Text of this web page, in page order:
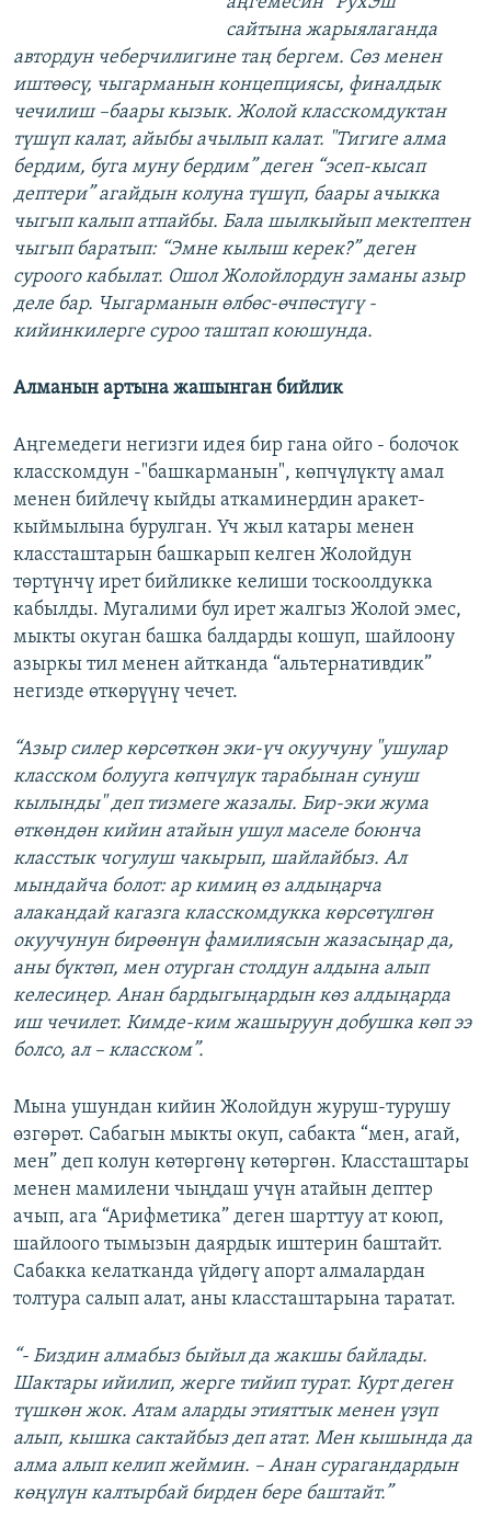
сайтына жарыялаганда
автордун чеберчилигине таң бергем. Сөз менен
иштөөсү, чыгарманын концепциясы, финалдык
чечилиш –баары кызык. Жолой класскомдуктан
түшүп калат, айыбы ачылып калат. "Тигиге алма
бердим, буга муну бердим” деген “эсеп-кысап
дептери” агайдын колуна түшүп, баары ачыкка
чыгып калып атпайбы. Бала шылкыйып мектептен
чыгып баратып: “Эмне кылыш керек?” деген
суроого кабылат. Ошол Жолойлордун заманы азыр
деле бар. Чыгарманын өлбөс-өчпөстүгү -
кийинкилерге суроо таштап коюшунда.
Алманын артына жашынган бийлик
Аңгемедеги негизги идея бир гана ойго - болочок
класскомдун -"башкарманын", көпчүлүктү амал
менен бийлечү кыйды аткаминердин аракет-
кыймылына бурулган. Үч жыл катары менен
классташтарын башкарып келген Жолойдун
төртүнчү ирет бийликке келиши тоскоолдукка
кабылды. Мугалими бул ирет жалгыз Жолой эмес,
мыкты окуган башка балдарды кошуп, шайлоону
азыркы тил менен айтканда “альтернативдик”
негизде өткөрүүнү чечет.
“Азыр силер көрсөткөн эки-үч окуучуну "ушулар
класском болууга көпчүлүк тарабынан сунуш
кылынды" деп тизмеге жазалы. Бир-эки жума
өткөндөн кийин атайын ушул маселе боюнча
класстык чогулуш чакырып, шайлайбыз. Ал
мындайча болот: ар кимиң өз алдыңарча
алакандай кагазга класскомдукка көрсөтүлгөн
окуучунун бирөөнүн фамилиясын жазасыңар да,
аны бүктөп, мен отурган столдун алдына алып
келесиңер. Анан бардыгыңардын көз алдыңарда
иш чечилет. Кимде-ким жашыруун добушка көп ээ
болсо, ал – класском”.
Мына ушундан кийин Жолойдун журуш-турушу
өзгөрөт. Сабагын мыкты окуп, сабакта “мен, агай,
мен” деп колун көтөргөнү көтөргөн. Классташтары
менен мамилени чыңдаш учүн атайын дептер
ачып, ага “Арифметика” деген шарттуу ат коюп,
шайлоого тымызын даярдык иштерин баштайт.
Сабакка келатканда үйдөгү апорт алмалардан
толтура салып алат, аны классташтарына таратат.
“- Биздин алмабыз быйыл да жакшы байлады.
Шактары ийилип, жерге тийип турат. Курт деген
түшкөн жок. Атам аларды этияттык менен үзүп
алып, кышка сактайбыз деп атат. Мен кышында да
алма алып келип жеймин. – Анан сурагандардын
көңүлүн калтырбай бирден бере баштайт.”